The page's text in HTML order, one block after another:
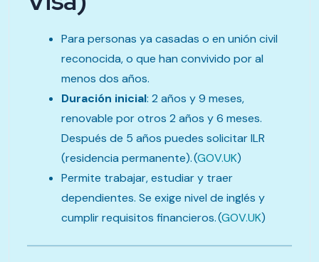
Para personas ya casadas o en unión civil
reconocida, o que han convivido por al
menos dos años.
Duración inicial: 2 años y 9 meses,
renovable por otros 2 años y 6 meses.
Después de 5 años puedes solicitar ILR
(residencia permanente). (GOV.UK)
Permite trabajar, estudiar y traer
dependientes. Se exige nivel de inglés y
cumplir requisitos financieros. (GOV.UK)